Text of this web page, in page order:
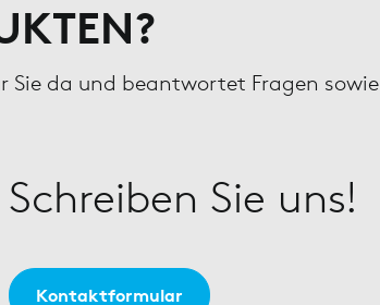
Sie da und beantwortet Fragen sowie
Schreiben Sie uns!
Kontaktformular